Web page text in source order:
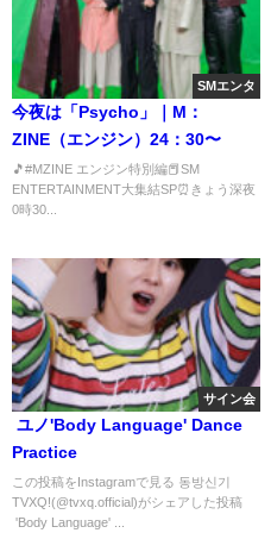
SMエンタ
今夜は「Psycho」｜M：
ZINE（エンジン）24：30〜
🎵#MZINE エンジン特別編📕SM
ENTERTAINMENT大集結SP⏰きょう深夜
0時30...
サイン会
ユノ'Body Language' Dance
Practice
この投稿をInstagramで見る 동방신기
TVXQ!(@tvxq.official)がシェアした投稿
'Body Language' ...